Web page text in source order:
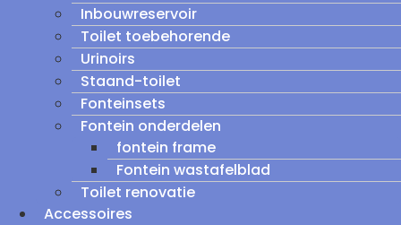
Inbouwreservoir
Toilet toebehorende
Urinoirs
Staand-toilet
Fonteinsets
Fontein onderdelen
fontein frame
Fontein wastafelblad
Toilet renovatie
Accessoires